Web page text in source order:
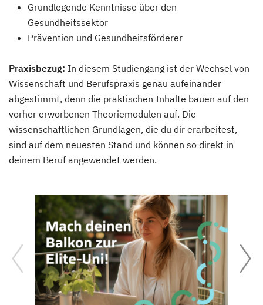
Grundlegende Kenntnisse über den
Gesundheitssektor
Prävention und Gesundheitsförderer
Praxisbezug: In diesem Studiengang ist der Wechsel von
Wissenschaft und Berufspraxis genau aufeinander
abgestimmt, denn die praktischen Inhalte bauen auf den
vorher erworbenen Theoriemodulen auf. Die
wissenschaftlichen Grundlagen, die du dir erarbeitest,
sind auf dem neuesten Stand und können so direkt in
deinem Beruf angewendet werden.